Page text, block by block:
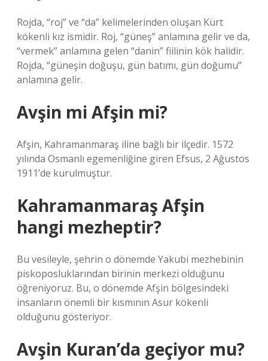
Rojda, “roj” ve “da” kelimelerinden oluşan Kürt
kökenli kız ismidir. Roj, “güneş” anlamına gelir ve da,
“vermek” anlamına gelen “danin” fiilinin kök halidir.
Rojda, “güneşin doğuşu, gün batımı, gün doğumu”
anlamına gelir.
Avşin mi Afşin mi?
Afşin, Kahramanmaraş iline bağlı bir ilçedir. 1572
yılında Osmanlı egemenliğine giren Efsus, 2 Ağustos
1911’de kurulmuştur.
Kahramanmaraş Afşin
hangi mezheptir?
Bu vesileyle, şehrin o dönemde Yakubi mezhebinin
piskoposluklarından birinin merkezi olduğunu
öğreniyoruz. Bu, o dönemde Afşin bölgesindeki
insanların önemli bir kısmının Asur kökenli
olduğunu gösteriyor.
Avşin Kuran’da geçiyor mu?